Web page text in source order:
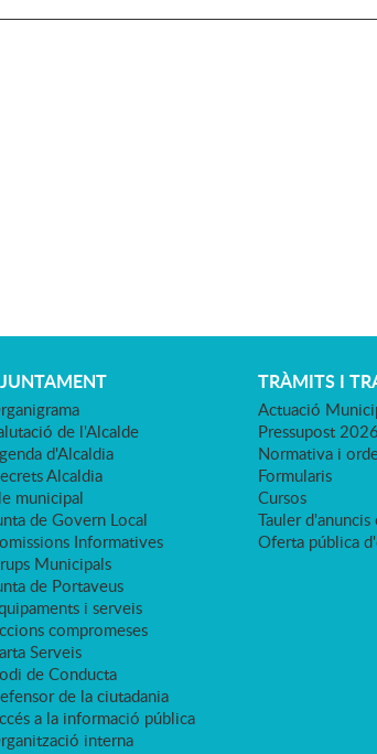
de l'Alcalde
d'Alcaldia
Alcaldia
municipal
de Govern Local
Informatives
Municipals
de Portaveus
i serveis
compromeses
Serveis
de Conducta
de la ciutadania
a la informació pública
interna
TRÀMITS I
Actuació
Pressupost 2026
Normativa i
Formularis
Cursos
Tauler
Oferta pública